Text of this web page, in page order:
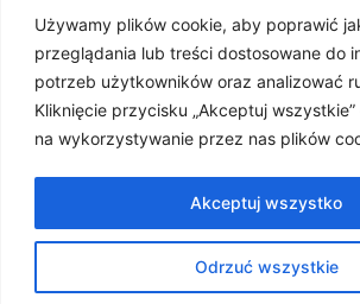
Używamy plików cookie, aby poprawić
przeglądania lub treści dostosowane do
potrzeb użytkowników oraz analizować
Kliknięcie przycisku „Akceptuj
na wykorzystywanie przez nas plików
Odrzuć wszystkie
Akceptuj wszystko
Klauzule informacyjne
zastrzeżone